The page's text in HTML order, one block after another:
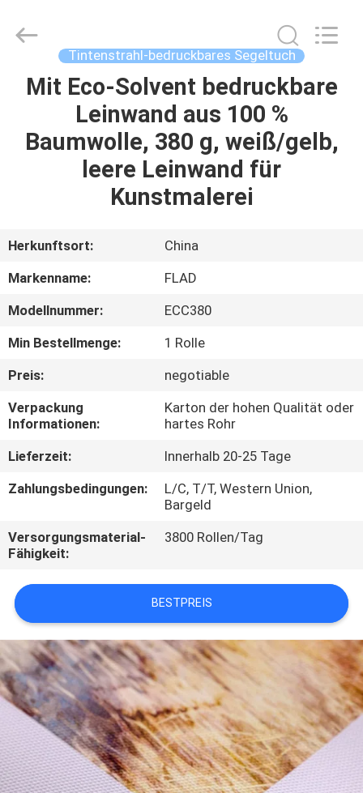
ZU
PRODUKTE
UNS
QUALITÄTSKONTROLLE
KONTAKT
MIT
UNS
EIN
ANGEBOT
SITEMAP
PRIVACY
POLICY
Material
Co.,Ltd.
Tintenstrahl-bedruckbares Segeltuch
Mit Eco-Solvent bedruckbare
Leinwand aus 100 %
Baumwolle, 380 g, weiß/gelb,
leere Leinwand für
Kunstmalerei
Herkunftsort:
China
Markenname:
FLAD
Modellnummer:
ECC380
Min Bestellmenge:
1 Rolle
Preis:
negotiable
Verpackung
Informationen:
Karton der hohen Qualität oder
hartes Rohr
Lieferzeit:
Innerhalb 20-25 Tage
Zahlungsbedingungen:
L/C, T/T, Western Union,
Bargeld
Versorgungsmaterial-
Fähigkeit:
3800 Rollen/Tag
BESTPREIS